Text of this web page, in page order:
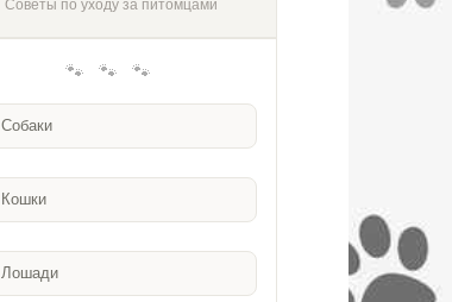
Советы по уходу за питомцами
🐾 🐾 🐾
Собаки
Кошки
Лошади